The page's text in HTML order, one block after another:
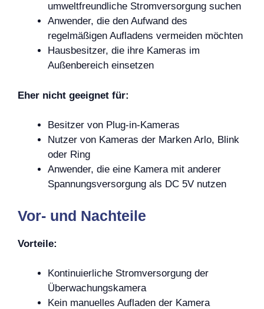
umweltfreundliche Stromversorgung suchen
Anwender, die den Aufwand des
regelmäßigen Aufladens vermeiden möchten
Hausbesitzer, die ihre Kameras im
Außenbereich einsetzen
Eher nicht geeignet für:
Besitzer von Plug-in-Kameras
Nutzer von Kameras der Marken Arlo, Blink
oder Ring
Anwender, die eine Kamera mit anderer
Spannungsversorgung als DC 5V nutzen
Vor- und Nachteile
Vorteile:
Kontinuierliche Stromversorgung der
Überwachungskamera
Kein manuelles Aufladen der Kamera